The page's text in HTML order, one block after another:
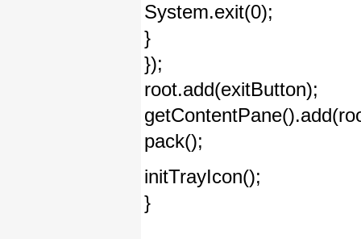
System.exit(0);
}
});
root.add(exitButton);
pack();
initTrayIcon();
}